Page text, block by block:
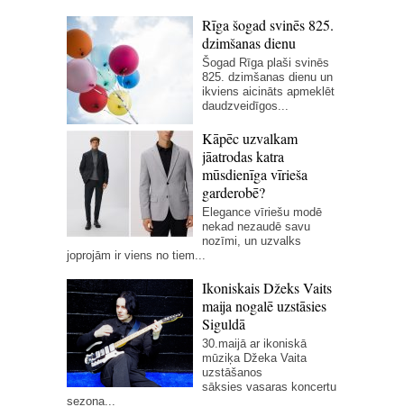
Rīga šogad svinēs 825.
dzimšanas dienu
Šogad Rīga plaši svinēs
825. dzimšanas dienu un
ikviens aicināts apmeklēt
daudzveidīgos...
Kāpēc uzvalkam
jāatrodas katra
mūsdienīga vīrieša
garderobē?
Elegance vīriešu modē
nekad nezaudē savu
nozīmi, un uzvalks
joprojām ir viens no tiem...
Ikoniskais Džeks Vaits
maija nogalē uzstāsies
Siguldā
30.maijā ar ikoniskā
mūziķa Džeka Vaita
uzstāšanos
sāksies vasaras koncertu
sezona...